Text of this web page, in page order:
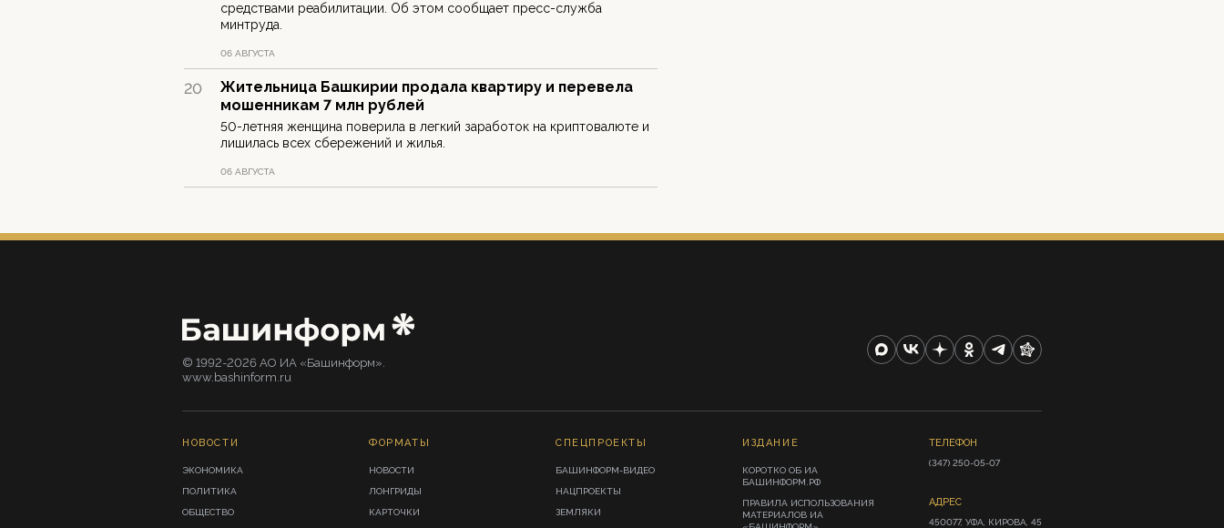
средствами реабилитации. Об этом сообщает пресс-служба
минтруда.
06 АВГУСТА
20
Жительница Башкирии продала квартиру и перевела
мошенникам 7 млн рублей
50-летняя женщина поверила в легкий заработок на криптовалюте и
лишилась всех сбережений и жилья.
06 АВГУСТА
© 1992-2026 АО ИА «Башинформ».
www.bashinform.ru
НОВОСТИ
ЭКОНОМИКА
ПОЛИТИКА
ОБЩЕСТВО
ФОРМАТЫ
НОВОСТИ
ЛОНГРИДЫ
КАРТОЧКИ
СПЕЦПРОЕКТЫ
БАШИНФОРМ-ВИДЕО
НАЦПРОЕКТЫ
ЗЕМЛЯКИ
ИЗДАНИЕ
КОРОТКО ОБ ИА
БАШИНФОРМ.РФ
ПРАВИЛА ИСПОЛЬЗОВАНИЯ
МАТЕРИАЛОВ ИА
ТЕЛЕФОН
(347) 250-05-07
АДРЕС
450077, УФА, КИРОВА, 45